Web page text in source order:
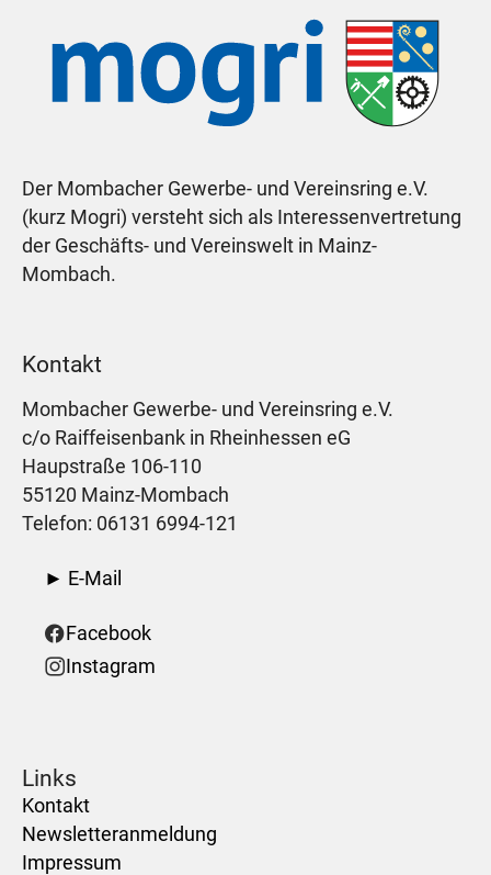
Der Mombacher Gewerbe- und Vereinsring e.V.
(kurz Mogri) versteht sich als Interessenvertretung
der Geschäfts- und Vereinswelt in Mainz-
Mombach.
Kontakt
Mombacher Gewerbe- und Vereinsring e.V.
c/o Raiffeisenbank in Rheinhessen eG
Haupstraße 106-110
55120 Mainz-Mombach
Telefon: 06131 6994-121
► E-Mail
Facebook
Instagram
Links
Kontakt
Newsletteranmeldung
Impressum